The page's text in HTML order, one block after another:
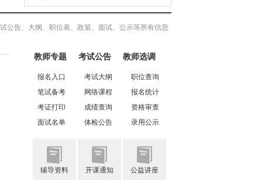
公告、大纲、职位表、政策、面试、公示等所有信息
教师专题 考试公告 教师选调
报名入口 考试大纲
职位查询
笔试备考
网络课程
报名统计
考证打印
成绩查询
资格审查
面试名单
体检公告 录用公示
辅导资料 开课通知 公益讲座